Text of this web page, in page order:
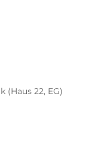
(Haus 22, EG)